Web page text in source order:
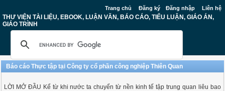
Trang chủ Đăng ký Đăng nhập Liên hệ
THƯ VIỆN TÀI LIỆU, EBOOK, LUẬN VĂN, BÁO CÁO, TIỂU LUẬN, GIÁO ÁN,
GIÁO TRÌNH
Báo cáo Thực tập tại Công ty cổ phần công nghiệp Thiên Quan
LỜI MỞ ĐẦU Kể từ khi nước ta chuyển từ nền kinh tế tập trung quan liêu bao